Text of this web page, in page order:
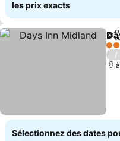
les prix exacts
3
/
Sélectionnez des dates